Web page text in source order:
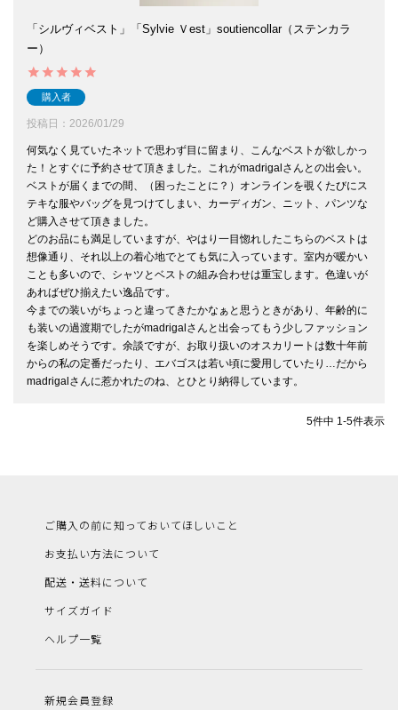
「シルヴィベスト」「Sylvie Ｖest」soutiencollar（ステンカラ
ー）
購入者
投稿日 2026/01/29
何気なく見ていたネットで思わず目に留まり、こんなベストが欲しかっ
た！とすぐに予約させて頂きました。これがmadrigalさんとの出会い。
ベストが届くまでの間、（困ったことに？）オンラインを覗くたびにス
テキな服やバッグを見つけてしまい、カーディガン、ニット、パンツな
ど購入させて頂きました。
どのお品にも満足していますが、やはり一目惚れしたこちらのベストは
想像通り、それ以上の着心地でとても気に入っています。室内が暖かい
ことも多いので、シャツとベストの組み合わせは重宝します。色違いが
あればぜひ揃えたい逸品です。
今までの装いがちょっと違ってきたかなぁと思うときがあり、年齢的に
も装いの過渡期でしたがmadrigalさんと出会ってもう少しファッション
を楽しめそうです。余談ですが、お取り扱いのオスカリートは数十年前
からの私の定番だったり、エバゴスは若い頃に愛用していたり…だから
5件中 1-5件表示
ご購入の前に知っておいてほしいこと
お支払い方法について
配送・送料について
サイズガイド
ヘルプ一覧
新規会員登録